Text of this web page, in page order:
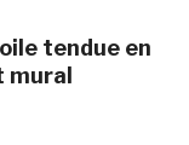
tendue en